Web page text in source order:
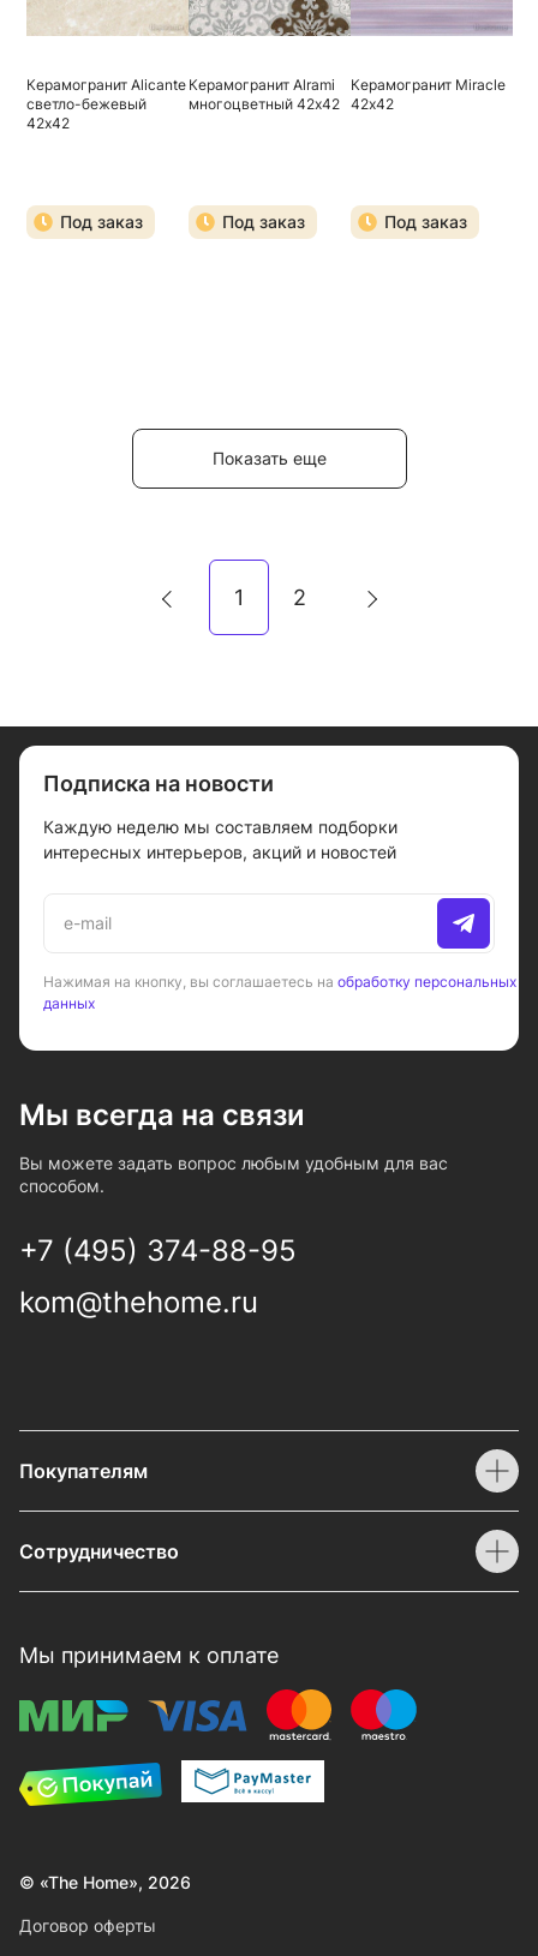
Керамогранит Alicante
светло-бежевый
42х42
Под заказ
Керамогранит Alrami
многоцветный 42х42
Под заказ
Керамогранит Miracle
42х42
Под заказ
Показать еще
1 2
Подписка на новости
Каждую неделю мы составляем подборки
интересных интерьеров, акций и новостей
Нажимая на кнопку, вы соглашаетесь на обработку персональных
данных
Мы всегда на связи
Вы можете задать вопрос любым удобным для вас
способом.
+7 (495) 374-88-95
kom@thehome.ru
Покупателям
Сотрудничество
Мы принимаем к оплате
© «The Home», 2026
Договор оферты